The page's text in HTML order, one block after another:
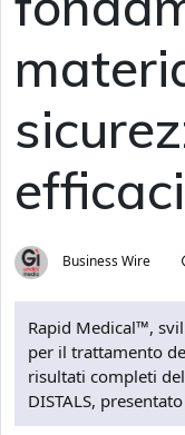
Business Wire
Rapid Medical™,
per il trattamento
risultati completi
DISTALS,